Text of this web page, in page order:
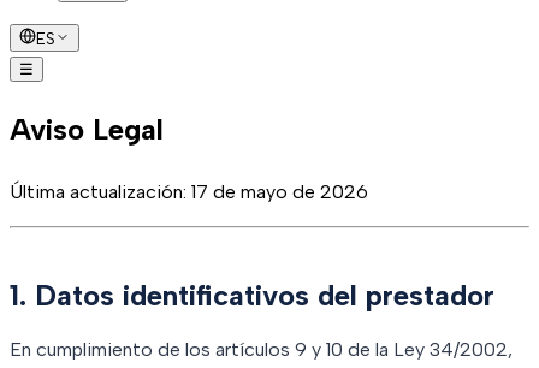
ES
☰
éxitoFAQ BlogHablemos
Aviso Legal
Última actualización: 17 de mayo de 2026
1. Datos identificativos del prestador
En cumplimiento de los artículos 9 y 10 de la Ley 34/2002,